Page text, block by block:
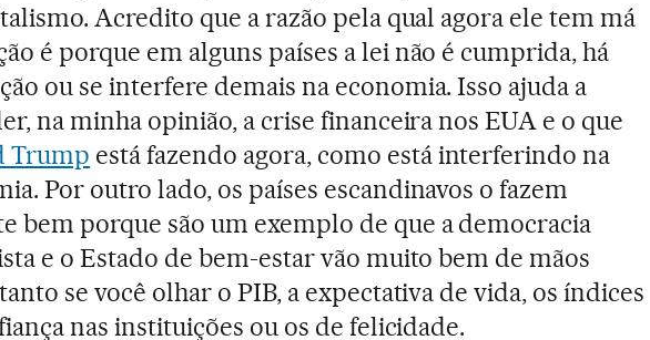
Acredito que a razão pela qual agora ele tem má
é porque em alguns países a lei não é cumprida, há
ou se interfere demais na economia. Isso ajuda a
na minha opinião, a crise financeira nos EUA e o que
Trump está fazendo agora, como está interferindo na
Por outro lado, os países escandinavos o fazem
bem porque são um exemplo de que a democracia
e o Estado de bem-estar vão muito bem de mãos
se você olhar o PIB, a expectativa de vida, os índices
nas instituições ou os de felicidade.